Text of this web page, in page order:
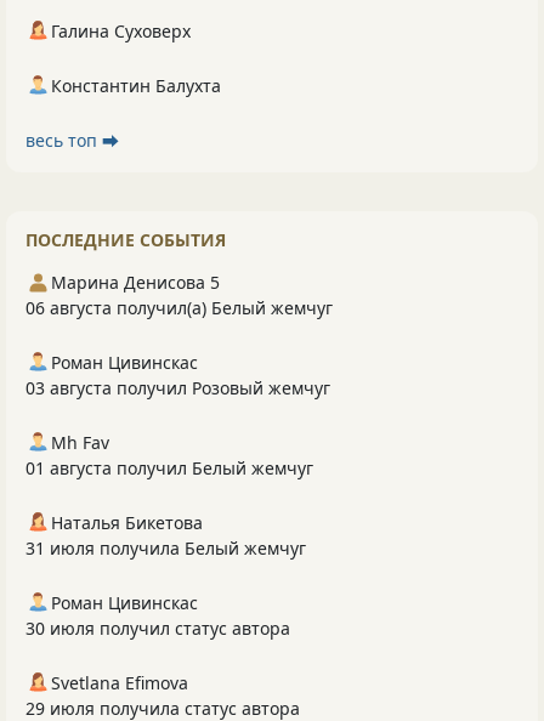
Галина Суховерх
Константин Балухта
весь топ ⮕
ПОСЛЕДНИЕ СОБЫТИЯ
Марина Денисова 5
06 августа получил(а) Белый жемчуг
Роман Цивинскас
03 августа получил Розовый жемчуг
Mh Fav
01 августа получил Белый жемчуг
Наталья Бикетова
31 июля получила Белый жемчуг
Роман Цивинскас
30 июля получил статус автора
Svetlana Efimova
29 июля получила статус автора